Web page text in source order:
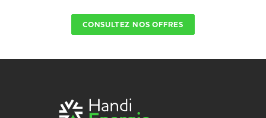
CONSULTEZ NOS OFFRES